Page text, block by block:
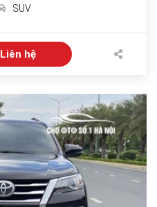
SUV
Liên hệ